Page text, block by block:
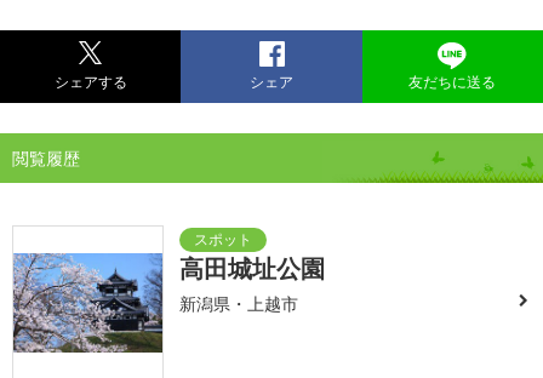
シェアする シェア 友だちに送る
閲覧履歴
高田城址公園
新潟県・上越市